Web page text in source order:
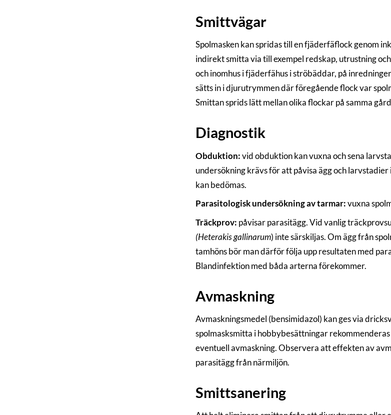
Smittvägar
Spolmasken kan spridas till en fjäderfäflock genom
indirekt smitta via till exempel redskap, utrustning
och inomhus i fjäderfähus i ströbäddar, på
sätts in i djurutrymmen där föregående flock var
Smittan sprids lätt mellan olika flockar på samma
Diagnostik
Obduktion:vid obduktion kan vuxna och sena
undersökning krävs för att påvisa ägg och
kan bedömas.
Parasitologisk undersökning av tarmar:vuxna
Träckprov: påvisar parasitägg. Vid vanlig
(Heterakis gallinarum) inte särskiljas. Om ägg från
tamhöns bör man därför följa upp resultaten med
Blandinfektion med båda arterna förekommer.
Avmaskning
Avmaskningsmedel (bensimidazol) kan ges via
spolmasksmitta i hobbybesättningar
eventuell avmaskning. Observera att effekten av
parasitägg från närmiljön.
Smittsanering